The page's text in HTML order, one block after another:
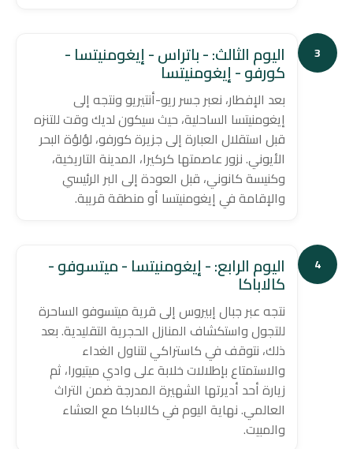
3 اليوم الثالث: - باتراس - إيغومنيتسا -
كورفو - إيغومنيتسا
بعد الإفطار، نعبر جسر ريو-أنتيريو ونتجه إلى
إيغومنيتسا الساحلية، حيث سيكون لديك وقت للتنزه
قبل استقلال العبارة إلى جزيرة كورفو، لؤلؤة البحر
الأيوني. نزور عاصمتها كركيرا، المدينة التاريخية،
وكنيسة كانوني، قبل العودة إلى البر الرئيسي
والإقامة في إيغومنيتسا أو منطقة قريبة.
4 اليوم الرابع: - إيغومنيتسا - ميتسوفو -
كالاباكا
نتجه عبر جبال إبيروس إلى قرية ميتسوفو الساحرة
للتجول واستكشاف المنازل الحجرية التقليدية. بعد
ذلك، نتوقف في كاستراكي لتناول الغداء
والاستمتاع بإطلالات خلابة على وادي ميتيورا، ثم
زيارة أحد أديرتها الشهيرة المدرجة ضمن التراث
العالمي. نهاية اليوم في كالاباكا مع العشاء
والمبيت.